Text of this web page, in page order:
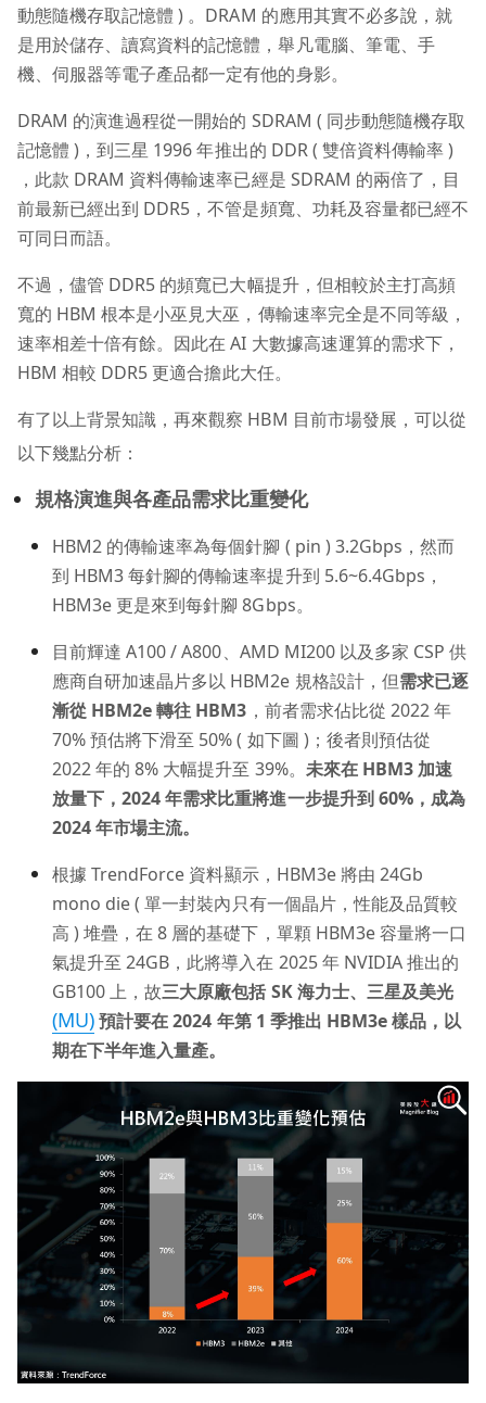
動態隨機存取記憶體 ) 。DRAM 的應用其實不必多說，就
是用於儲存、讀寫資料的記憶體，舉凡電腦、筆電、手
機、伺服器等電子產品都一定有他的身影。
DRAM 的演進過程從一開始的 SDRAM ( 同步動態隨機存取
記憶體 )，到三星 1996 年推出的 DDR ( 雙倍資料傳輸率 )
，此款 DRAM 資料傳輸速率已經是 SDRAM 的兩倍了，目
前最新已經出到 DDR5，不管是頻寬、功耗及容量都已經不
可同日而語。
不過，儘管 DDR5 的頻寬已大幅提升，但相較於主打高頻
寬的 HBM 根本是小巫見大巫，傳輸速率完全是不同等級，
速率相差十倍有餘。因此在 AI 大數據高速運算的需求下，
HBM 相較 DDR5 更適合擔此大任。
有了以上背景知識，再來觀察 HBM 目前市場發展，可以從
以下幾點分析：
規格演進與各產品需求比重變化
HBM2 的傳輸速率為每個針腳 ( pin ) 3.2Gbps，然而
到 HBM3 每針腳的傳輸速率提升到 5.6~6.4Gbps，
HBM3e 更是來到每針腳 8Gbps。
目前輝達 A100 / A800、AMD MI200 以及多家 CSP 供
應商自研加速晶片多以 HBM2e 規格設計，但需求已逐
漸從 HBM2e 轉往 HBM3 ，前者需求佔比從 2022 年
70% 預估將下滑至 50% ( 如下圖 )；後者則預估從
2022 年的 8% 大幅提升至 39%。 未來在 HBM3 加速
放量下，2024 年需求比重將進一步提升到 60%，成為
2024 年市場主流。
根據 TrendForce 資料顯示，HBM3e 將由 24Gb
mono die ( 單一封裝內只有一個晶片，性能及品質較
高 ) 堆疊，在 8 層的基礎下，單顆 HBM3e 容量將一口
氣提升至 24GB，此將導入在 2025 年 NVIDIA 推出的
GB100 上，故三大原廠包括 SK 海力士、三星及美光
(MU)預計要在 2024 年第 1 季推出 HBM3e 樣品，以
期在下半年進入量產。